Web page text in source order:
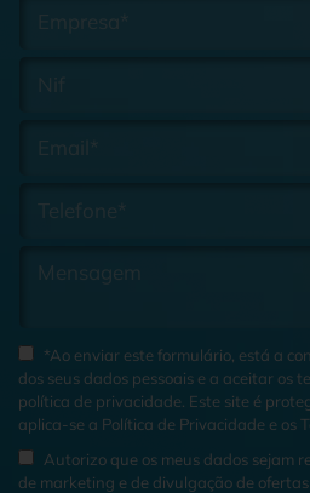
*Ao enviar este formulário, está a
dos seus dados pessoais e a aceitar os
política de privacidade . Este site é
aplica-se a Política de Privacidade e os
Autorizo que os meus dados sejam
de marketing e de divulgação de ofertas